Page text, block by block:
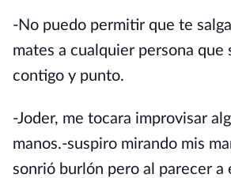
-No puedo permitir que te
mates a cualquier persona que
contigo y punto.
-Joder, me tocara improvisar
manos.-suspiro mirando mis
sonrió burlón pero al parecer a